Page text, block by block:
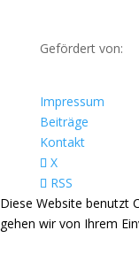
Gefördert von:
Impressum
Beiträge
Kontakt
X
RSS
Diese Website benutzt
gehen wir von Ihrem